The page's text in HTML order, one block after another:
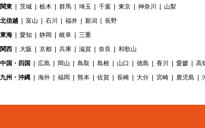
関東
茨城 栃木 群馬 埼玉 千葉 東京 神奈川
山梨
北信越
富山 石川 福井 新潟
長野
東海
愛知 静岡 岐阜
三重
関西
大阪 京都 兵庫 滋賀 奈良
和歌山
中国・四国
広島 岡山 鳥取 島根 山口 徳島 香川 愛媛
高
九州・沖縄
海外 福岡 熊本 佐賀 長崎 大分 宮崎 鹿児島